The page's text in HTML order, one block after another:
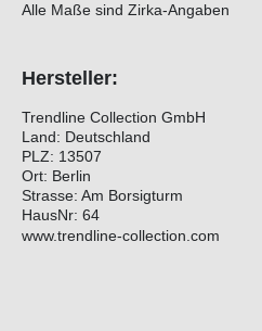
Alle Maße sind Zirka-Angaben
Hersteller:
Trendline Collection GmbH
Land: Deutschland
PLZ: 13507
Ort: Berlin
Strasse: Am Borsigturm
HausNr: 64
www.trendline-collection.com